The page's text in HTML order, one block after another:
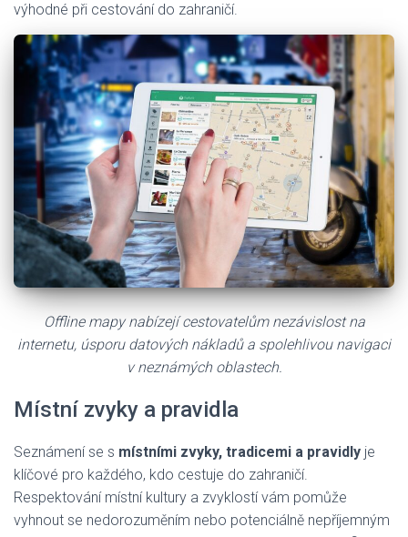
výhodné při cestování do zahraničí.
Offline mapy nabízejí cestovatelům nezávislost na
internetu, úsporu datových nákladů a spolehlivou navigaci
v neznámých oblastech.
Místní zvyky a pravidla
Seznámení se s místními zvyky, tradicemi a pravidly je
klíčové pro každého, kdo cestuje do zahraničí.
Respektování místní kultury a zvyklostí vám pomůže
vyhnout se nedorozuměním nebo potenciálně nepříjemným